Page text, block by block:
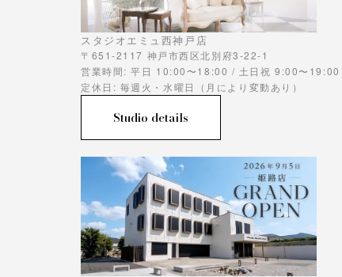
スタジオエミュ西神戸店
〒651-2117 神戸市西区北別府3-22-1
営業時間: 平日 10:00〜18:00 / 土日祝 9:00〜19:00
定休日: 毎週火・水曜日（月により変動あり）
Studio details